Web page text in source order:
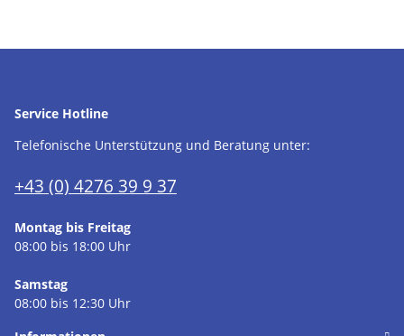
Service Hotline
Telefonische Unterstützung und Beratung unter:
+43 (0) 4276 39 9 37
Montag bis Freitag
08:00 bis 18:00 Uhr
Samstag
08:00 bis 12:30 Uhr